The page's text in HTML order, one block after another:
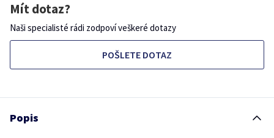
Mít dotaz?
Naši specialisté rádi zodpoví veškeré dotazy
POŠLETE DOTAZ
Popis